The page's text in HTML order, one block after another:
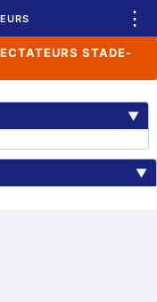
⋮
STADE-
▼
▼